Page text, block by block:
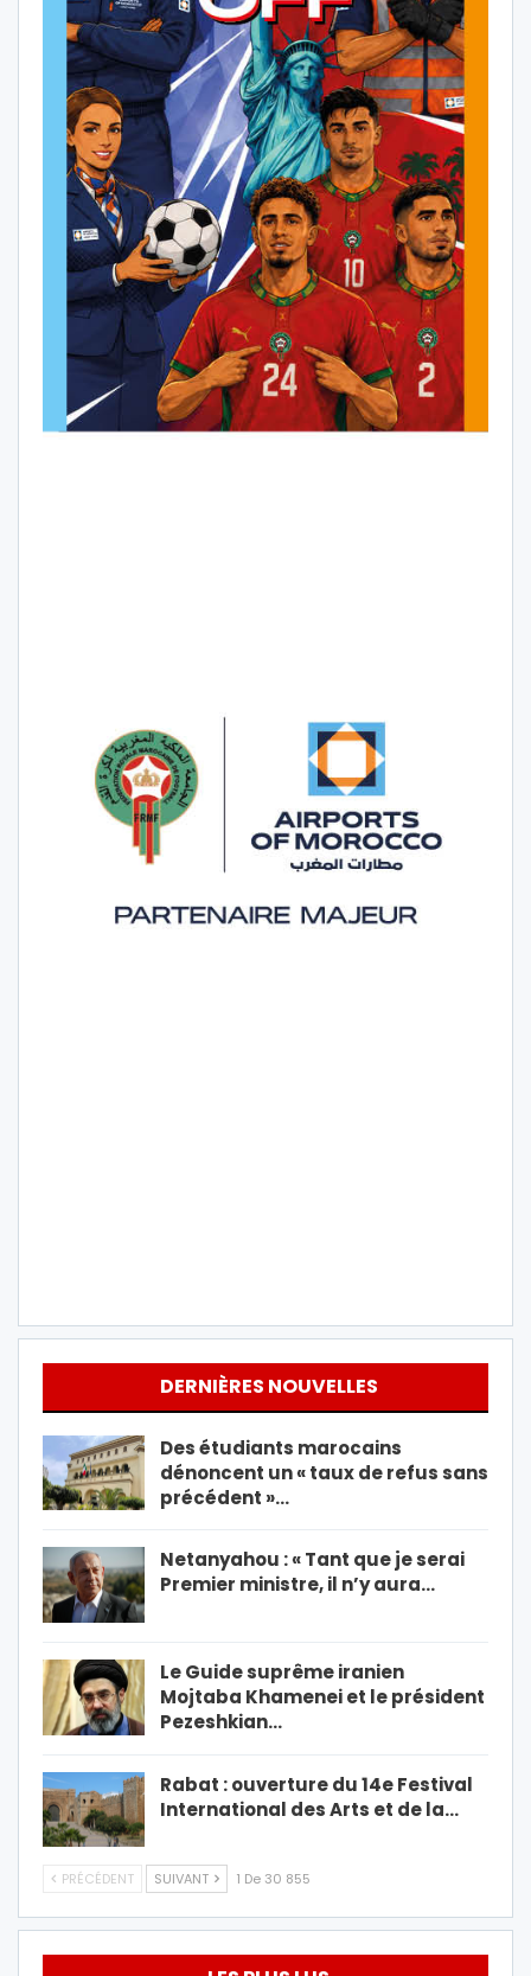
DERNIÈRES NOUVELLES
Des étudiants marocains
dénoncent un « taux de refus sans
précédent »…
Netanyahou : « Tant que je serai
Premier ministre, il n’y aura…
Le Guide suprême iranien
Mojtaba Khamenei et le président
Pezeshkian…
Rabat : ouverture du 14e Festival
International des Arts et de la…
PRÉCÉDENT SUIVANT 1 De 30 855